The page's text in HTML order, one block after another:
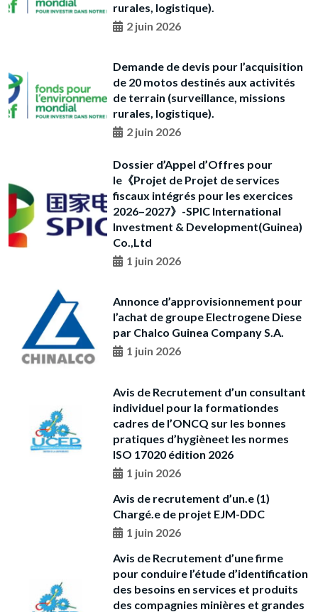
rurales, logistique).
2 juin 2026
Demande de devis pour l’acquisition
de 20 motos destinés aux activités
de terrain (surveillance, missions
rurales, logistique).
2 juin 2026
Dossier d’Appel d’Offres pour
le《Projet de Projet de services
fiscaux intégrés pour les exercices
2026–2027》-SPIC International
Investment & Development(Guinea)
Co.,Ltd
1 juin 2026
Annonce d’approvisionnement pour
l’achat de groupe Electrogene Diese
par Chalco Guinea Company S.A.
1 juin 2026
Avis de Recrutement d’un consultant
individuel pour la formationdes
cadres de l’ONCQ sur les bonnes
pratiques d’hygièneet les normes
ISO 17020 édition 2026
1 juin 2026
Avis de recrutement d’un.e (1)
Chargé.e de projet EJM-DDC
1 juin 2026
Avis de Recrutement d’une firme
pour conduire l’étude d’identification
des besoins en services et produits
des compagnies minières et grandes